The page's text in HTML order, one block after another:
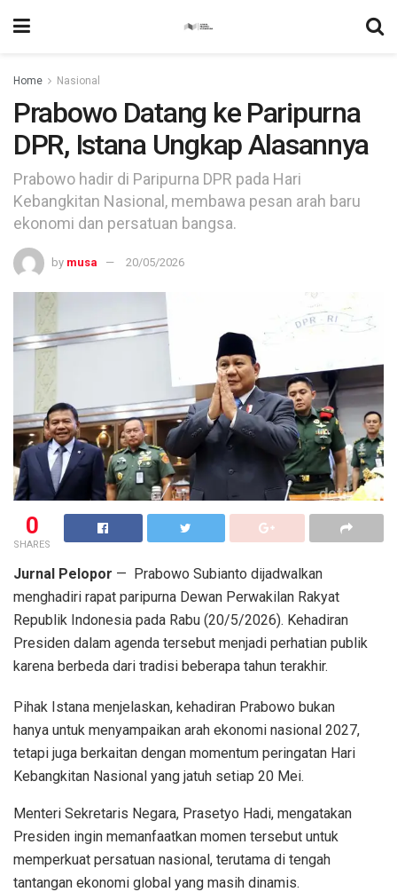
Home Nasional
Prabowo Datang ke Paripurna
DPR, Istana Ungkap Alasannya
Prabowo hadir di Paripurna DPR pada Hari
Kebangkitan Nasional, membawa pesan arah baru
ekonomi dan persatuan bangsa.
by musa 20/05/2026
0
SHARES
Jurnal Pelopor — Prabowo Subianto dijadwalkan
menghadiri rapat paripurna Dewan Perwakilan Rakyat
Republik Indonesia pada Rabu (20/5/2026). Kehadiran
Presiden dalam agenda tersebut menjadi perhatian publik
karena berbeda dari tradisi beberapa tahun terakhir.
Pihak Istana menjelaskan, kehadiran Prabowo bukan
hanya untuk menyampaikan arah ekonomi nasional 2027,
tetapi juga berkaitan dengan momentum peringatan Hari
Kebangkitan Nasional yang jatuh setiap 20 Mei.
Menteri Sekretaris Negara, Prasetyo Hadi, mengatakan
Presiden ingin memanfaatkan momen tersebut untuk
memperkuat persatuan nasional, terutama di tengah
tantangan ekonomi global yang masih dinamis.